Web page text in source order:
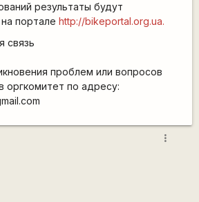
результаты будут
портале http://bikeportal.org.ua.
связь
проблем или вопросов
оргкомитет по адресу:
more_vert